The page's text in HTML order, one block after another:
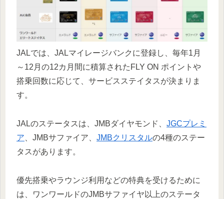
JALでは、JALマイレージバンクに登録し、毎年1月
～12月の12カ月間に積算されたFLY ON ポイントや
搭乗回数に応じて、サービスステイタスが決まりま
す。
JALのステータスは、JMBダイヤモンド、 JGCプレミ
ア 、JMBサファイア、 JMBクリスタルの4種のステー
タスがあります。
優先搭乗やラウンジ利用などの特典を受けるために
は、ワンワールドのJMBサファイヤ以上のステータ